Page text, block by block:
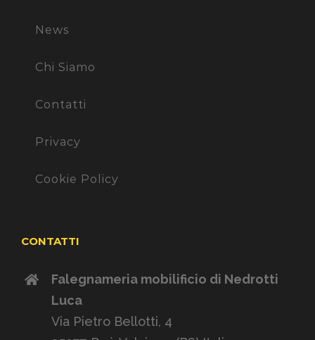
News
Chi Siamo
Contatti
Privacy
Cookie Policy
CONTATTI
Falegnameria mobilificio di Nedrotti
Luca
Via Pietro Bellotti, 4